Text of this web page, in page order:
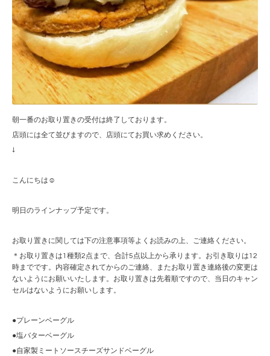
朝一番のお取り置きの受付は終了しております。
店頭には全て並びますので、店頭にてお買い求めください。
↓
こんにちは☺︎
明日のラインナップ予定です。
お取り置きに関しては下の注意事項等よくお読みの上、ご連絡ください。
＊お取り置きは1種類2点まで、合計5点以上から承ります。お引き取りは12
時までです。内容確定されてからのご連絡、またお取り置き連絡後の変更は
ないようにお願いいたします。お取り置きは先着順ですので、当日のキャン
セルはないようにお願いします。
●プレーンベーグル
●塩バターベーグル
●自家製ミートソースチーズサンドベーグル